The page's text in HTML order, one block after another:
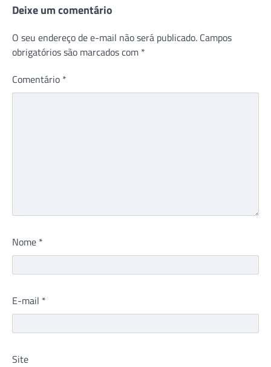
Deixe um comentário
O seu endereço de e-mail não será publicado. Campos
obrigatórios são marcados com *
Comentário *
Nome *
E-mail *
Site